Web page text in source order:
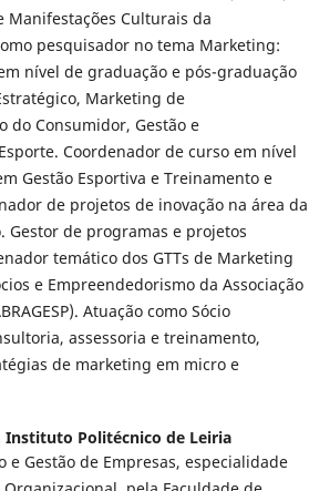
Manifestações Culturais da
pesquisador no tema Marketing:
nível de graduação e pós-graduação
Marketing de
do Consumidor, Gestão e
Coordenador de curso em nível
Gestão Esportiva e Treinamento e
de projetos de inovação na área da
Gestor de programas e projetos
temático dos GTTs de Marketing
e Empreendedorismo da Associação
Atuação como Sócio
assessoria e treinamento,
de marketing em micro e
Instituto Politécnico de Leiria
e Gestão de Empresas, especialidade